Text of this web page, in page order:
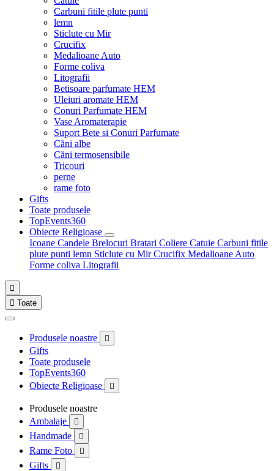
Carbuni fitile plute punti
lemn
Sticlute cu Mir
Crucifix
Medalioane Auto
Forme coliva
Litografii
Betisoare parfumate HEM
Uleiuri aromate HEM
Conuri Parfumate HEM
Vase Aromaterapie
Suport Bete si Conuri Parfumate
Căni albe
Căni termosensibile
Tricouri
perne
rame foto
Gifts
Toate produsele
TopEvents360
Obiecte Religioase
Icoane Candele Brelocuri Bratari Coliere Catuie Carbuni fitile
plute punti lemn Sticlute cu MirCrucifix Medalioane Auto
Forme coliva Litografii

 Toate
Produsele noastre 
Gifts
Toate produsele
TopEvents360
Obiecte Religioase

Produsele noastre
Ambalaje

Handmade 
Rame Foto 
Gifts 